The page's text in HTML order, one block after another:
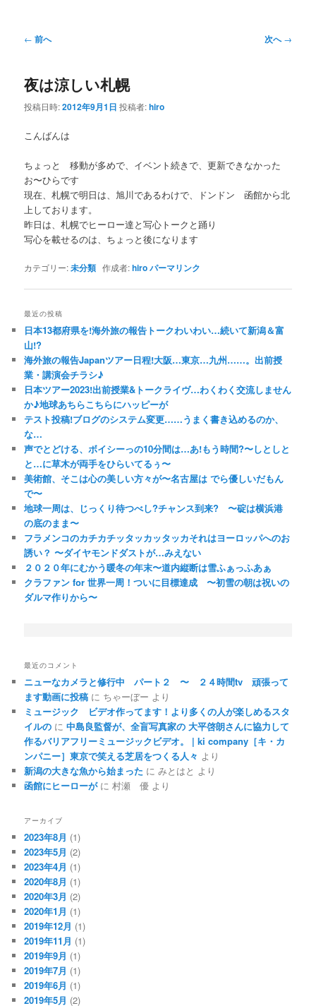
投
ビ
ゲ
ー
ョ
← 前へ 次へ→
夜は涼しい札幌
投稿日時:2012年9月1日 投稿者:hiro
こんばんは
ちょっと 移動が多めで、イベント続きで、更新できなかった
お〜ひらです
現在、札幌で明日は、旭川であるわけで、ドンドン 函館から北
上しております。
昨日は、札幌でヒーロー達と写心トークと踊り
写心を載せるのは、ちょっと後になります
カテゴリー:未分類 作成者:hiroパーマリンク
最近の投稿
日本13都府県を!海外旅の報告トークわいわい…続いて新潟＆富
山!?
海外旅の報告Japanツアー日程!大阪…東京…九州……。出前授
業・講演会チラシ♪
日本ツアー2023!出前授業&トークライヴ…わくわく交流しません
か♪地球あちらこちらにハッピーが
テスト投稿!ブログのシステム変更……うまく書き込めるのか、
な…
声でとどける、ボイシーっの10分間は…あ!もう時間?〜しとしと
と…に草木が両手をひらいてるぅ〜
美術館、そこは心の美しい方々が〜名古屋は でら優しいだもん
で〜
地球一周は、じっくり待つべし?チャンス到来? 〜碇は横浜港
の底のまま〜
フラメンコのカチカチッタッカッタッカそれはヨーロッパへのお
誘い？ 〜ダイヤモンドダストが…みえない
２０２０年にむかう暖冬の年末〜道内縦断は雪ふぁっふあぁ
クラファン for 世界一周！ついに目標達成 〜初雪の朝は祝いの
ダルマ作りから〜
最近のコメント
ニューなカメラと修行中 パート２ 〜 ２４時間tv 頑張って
ます動画に投稿 に ちゃーぼー より
ミュージック ビデオ作ってます！より多くの人が楽しめるスタ
イルの に中島良監督が、全盲写真家の 大平啓朗さんに協力して
作るバリアフリーミュージックビデオ。 | ki company［キ・カ
ンパニー］東京で笑える芝居をつくる人々 より
新潟の大きな魚から始まった にみとはと より
函館にヒーローがに村瀬 優 より
アーカイブ
2023年8月 (1)
2023年5月 (2)
2023年4月 (1)
2020年8月 (1)
2020年3月 (2)
2020年1月 (1)
2019年12月 (1)
2019年11月 (1)
2019年9月 (1)
2019年7月 (1)
2019年6月 (1)
2019年5月 (2)